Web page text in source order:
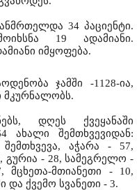
34 პაციენტი.
19 ადამიანი.
იმყოფება.
ჯამში -1128-ია,
მკურნალობს.
დღეს ქვეყანაში
ახალი შემთხვევიდან:
აჭარა - 57,
გურია - 28, სამეგრელო -
მცხეთა-მთიანეთი - 10,
და ქვემო სვანეთი - 3.